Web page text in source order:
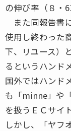
の伸び率（８・
また同報告書
使用し終わった
下、リユース）
るというハンド
国外ではハンド
も「minne」や
を扱うＥＣサイ
しかし、「ヤフ